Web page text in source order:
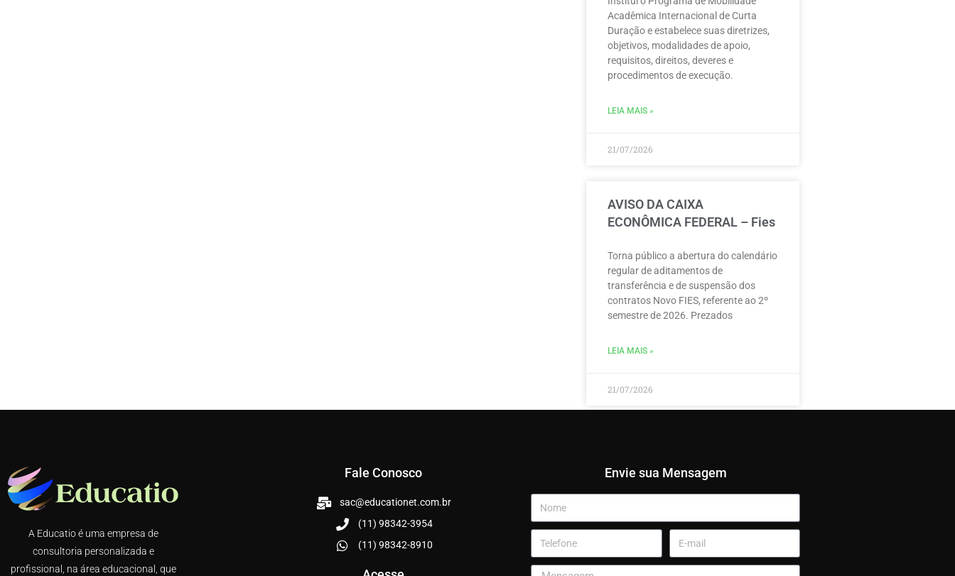
Acadêmica Internacional de Curta
Duração e estabelece suas diretrizes,
objetivos, modalidades de apoio,
requisitos, direitos, deveres e
procedimentos de execução.
LEIA MAIS »
21/07/2026
AVISO DA CAIXA
ECONÔMICA FEDERAL – Fies
Torna público a abertura do calendário
regular de aditamentos de
transferência e de suspensão dos
contratos Novo FIES, referente ao 2º
semestre de 2026. Prezados
LEIA MAIS »
21/07/2026
A Educatio é uma empresa de
consultoria personalizada e
profissional, na área educacional, que
Fale Conosco
sac@educationet.com.br
(11) 98342-3954
(11) 98342-8910
Envie sua Mensagem